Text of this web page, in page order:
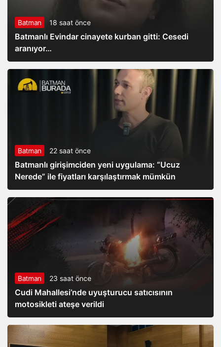
Batman 18 saat önce
Batmanlı Evindar cinayete kurban gitti: Cesedi
aranıyor…
Batman 22 saat önce
Batmanlı girişimciden yeni uygulama: “Ucuz
Nerede” ile fiyatları karşılaştırmak mümkün
Batman 23 saat önce
Cudi Mahallesi’nde uyuşturucu satıcısının
motosikleti ateşe verildi